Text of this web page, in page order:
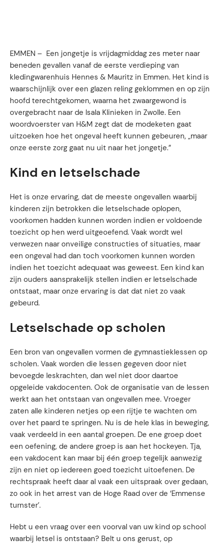
EMMEN – Een jongetje is vrijdagmiddag zes meter naar
beneden gevallen vanaf de eerste verdieping van
kledingwarenhuis Hennes & Mauritz in Emmen. Het kind is
waarschijnlijk over een glazen reling geklommen en op zijn
hoofd terechtgekomen, waarna het zwaargewond is
overgebracht naar de Isala Klinieken in Zwolle. Een
woordvoerster van H&M zegt dat de modeketen gaat
uitzoeken hoe het ongeval heeft kunnen gebeuren, „maar
onze eerste zorg gaat nu uit naar het jongetje.”
Kind en letselschade
Het is onze ervaring, dat de meeste ongevallen waarbij
kinderen zijn betrokken die letselschade oplopen,
voorkomen hadden kunnen worden indien er voldoende
toezicht op hen werd uitgeoefend. Vaak wordt wel
verwezen naar onveilige constructies of situaties, maar
een ongeval had dan toch voorkomen kunnen worden
indien het toezicht adequaat was geweest. Een kind kan
zijn ouders aansprakelijk stellen indien er letselschade
ontstaat, maar onze ervaring is dat dat niet zo vaak
gebeurd.
Letselschade op scholen
Een bron van ongevallen vormen de gymnastieklessen op
scholen. Vaak worden die lessen gegeven door niet
bevoegde leskrachten, dan wel niet door daartoe
opgeleide vakdocenten. Ook de organisatie van de lessen
werkt aan het ontstaan van ongevallen mee. Vroeger
zaten alle kinderen netjes op een rijtje te wachten om
over het paard te springen. Nu is de hele klas in beweging,
vaak verdeeld in een aantal groepen. De ene groep doet
een oefening, de andere groep is aan het hockeyen. Tja,
een vakdocent kan maar bij één groep tegelijk aanwezig
zijn en niet op iedereen goed toezicht uitoefenen. De
rechtspraak heeft daar al vaak een uitspraak over gedaan,
zo ook in het arrest van de Hoge Raad over de ‘Emmense
turnster’.
Hebt u een vraag over een voorval van uw kind op school
waarbij letsel is ontstaan? Belt u ons gerust, op